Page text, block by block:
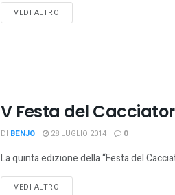
VEDI ALTRO
V Festa del
DI BENJO 28 LUGLIO 2014 0
La quinta edizione della “Festa del
VEDI ALTRO